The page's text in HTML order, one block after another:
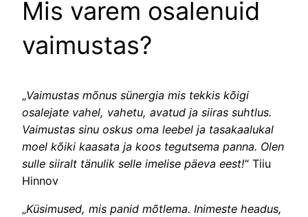
Mis varem osalenuid
vaimustas?
„Vaimustas mõnus sünergia mis tekkis kõigi
osalejate vahel, vahetu, avatud ja siiras suhtlus.
Vaimustas sinu oskus oma leebel ja tasakaalukal
moel kõiki kaasata ja koos tegutsema panna. Olen
sulle siiralt tänulik selle imelise päeva eest!“ Tiiu
Hinnov
„Küsimused, mis panid mõtlema. Inimeste headus,